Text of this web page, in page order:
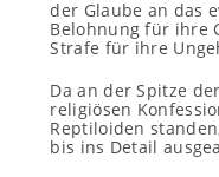
der Glaube an das
Belohnung für ihre
Strafe für ihre
Da an der Spitze
religiösen
Reptiloiden
bis ins Detail